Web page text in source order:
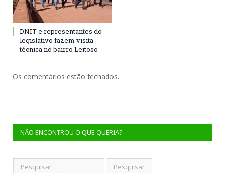
DNIT e representantes do
legislativo fazem visita
técnica no bairro Leitoso
Os comentários estão fechados.
NÃO ENCONTROU O QUE QUERIA?